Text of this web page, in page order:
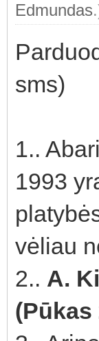
Edmundas
sms)
1..
1993
vėliau
2.. A.
(Pūkas